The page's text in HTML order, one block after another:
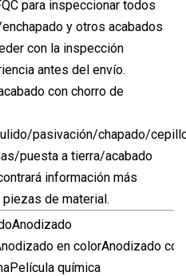
para inspeccionar todos
y otros acabados
con la inspección
antes del envío.
con chorro de
pasivación/chapado/
puesta a tierra/acabado
información más
de material.
en colorAnodizado con
química